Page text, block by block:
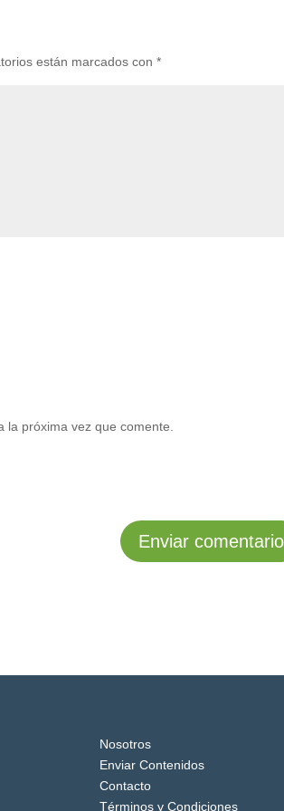
están marcados con*
la próxima vez que comente.
Nosotros
Enviar Contenidos
Contacto
Términos y Condiciones